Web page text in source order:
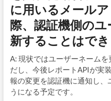
に用いるメール
際、認証機側の
新することはでき
A: 現状ではユーザーネーム
だし、今後レポートAPIが実
報の変更を認証機に通知し、
うになる予定です。